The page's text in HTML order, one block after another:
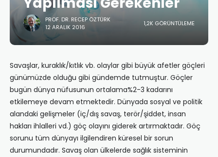
PROF. DR. RECEP ÖZTÜRK
12 ARALIK 2016
1,2K GÖRÜNTÜLEME
Savaşlar, kuraklık/kıtlık vb. olaylar gibi büyük afetler göçleri
günümüzde olduğu gibi gündemde tutmuştur. Göçler
bugün dünya nüfusunun ortalama%2-3 kadarını
etkilemeye devam etmektedir. Dünyada sosyal ve politik
alandaki gelişmeler (iç/dış savaş, terör/şiddet, insan
hakları ihlalleri vd.) göç olayını giderek artırmaktadır. Göç
sorunu tüm dünyayı ilgilendiren küresel bir sorun
durumundadır. Savaş olan ülkelerde sağlık sisteminin